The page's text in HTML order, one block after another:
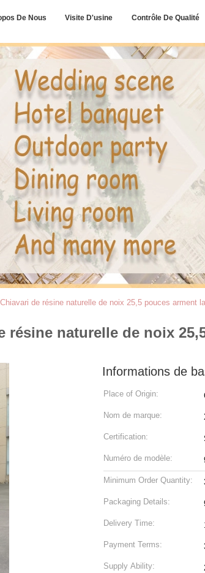
De Nous Visite D'usine Contrôle De Qualité
de résine naturelle de noix 25,5 pouces arment
résine naturelle de noix
Informations de
Place of Origin:
Nom de marque:
Certification:
Numéro de modèle:
Minimum Order Quantity:
Packaging Details:
Delivery Time:
Payment Terms:
Supply Ability: